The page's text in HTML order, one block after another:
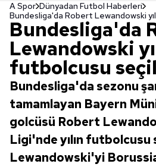
A Spor Dünyadan Futbol Haberleri
Bundesliga'da Robert Lewandowski
Bundesliga'da
Lewandowski
futbolcusu
Bundesliga'da sezonu
tamamlayan Bayern
golcüsü Robert
Ligi'nde yılın futbolcusu
Lewandowski'yi